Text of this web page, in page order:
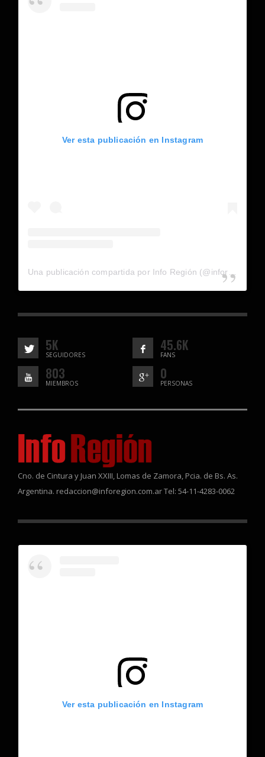
Ver esta publicación en Instagram
5K
SEGUIDORES
45.6K
FANS
803
MIEMBROS
0
PERSONAS
Cno. de Cintura y Juan XXIII, Lomas de Zamora, Pcia. de Bs. As.
Argentina. redaccion@inforegion.com.ar Tel: 54-11-4283-0062
Ver esta publicación en Instagram